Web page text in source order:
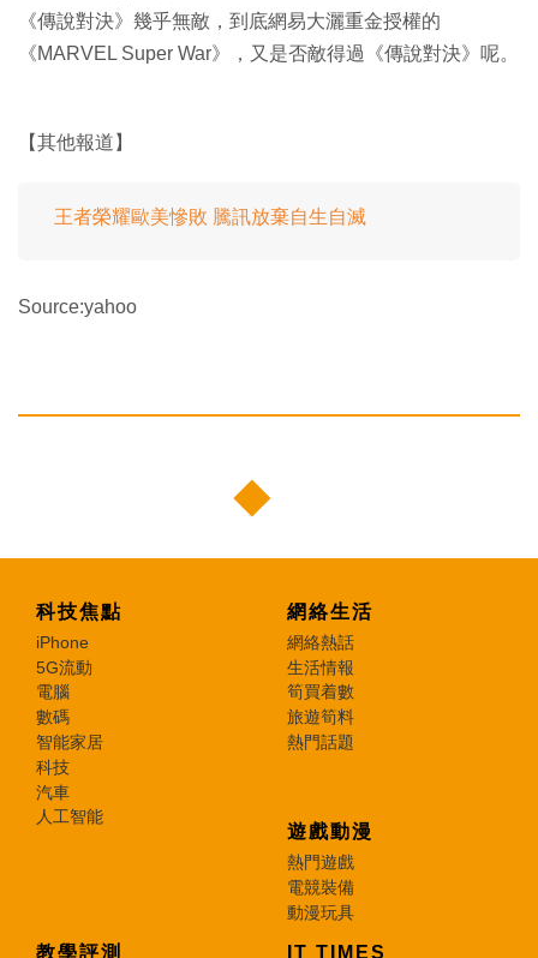
《傳說對決》幾乎無敵，到底網易大灑重金授權的
《MARVEL Super War》，又是否敵得過《傳說對決》呢。
【其他報道】
王者榮耀歐美慘敗 騰訊放棄自生自滅
Source:yahoo
科技焦點
iPhone
5G流動
電腦
數碼
智能家居
科技
汽車
人工智能
網絡生活
網絡熱話
生活情報
筍買着數
旅遊筍料
熱門話題
遊戲動漫
熱門遊戲
電競裝備
動漫玩具
教學評測 IT TIMES